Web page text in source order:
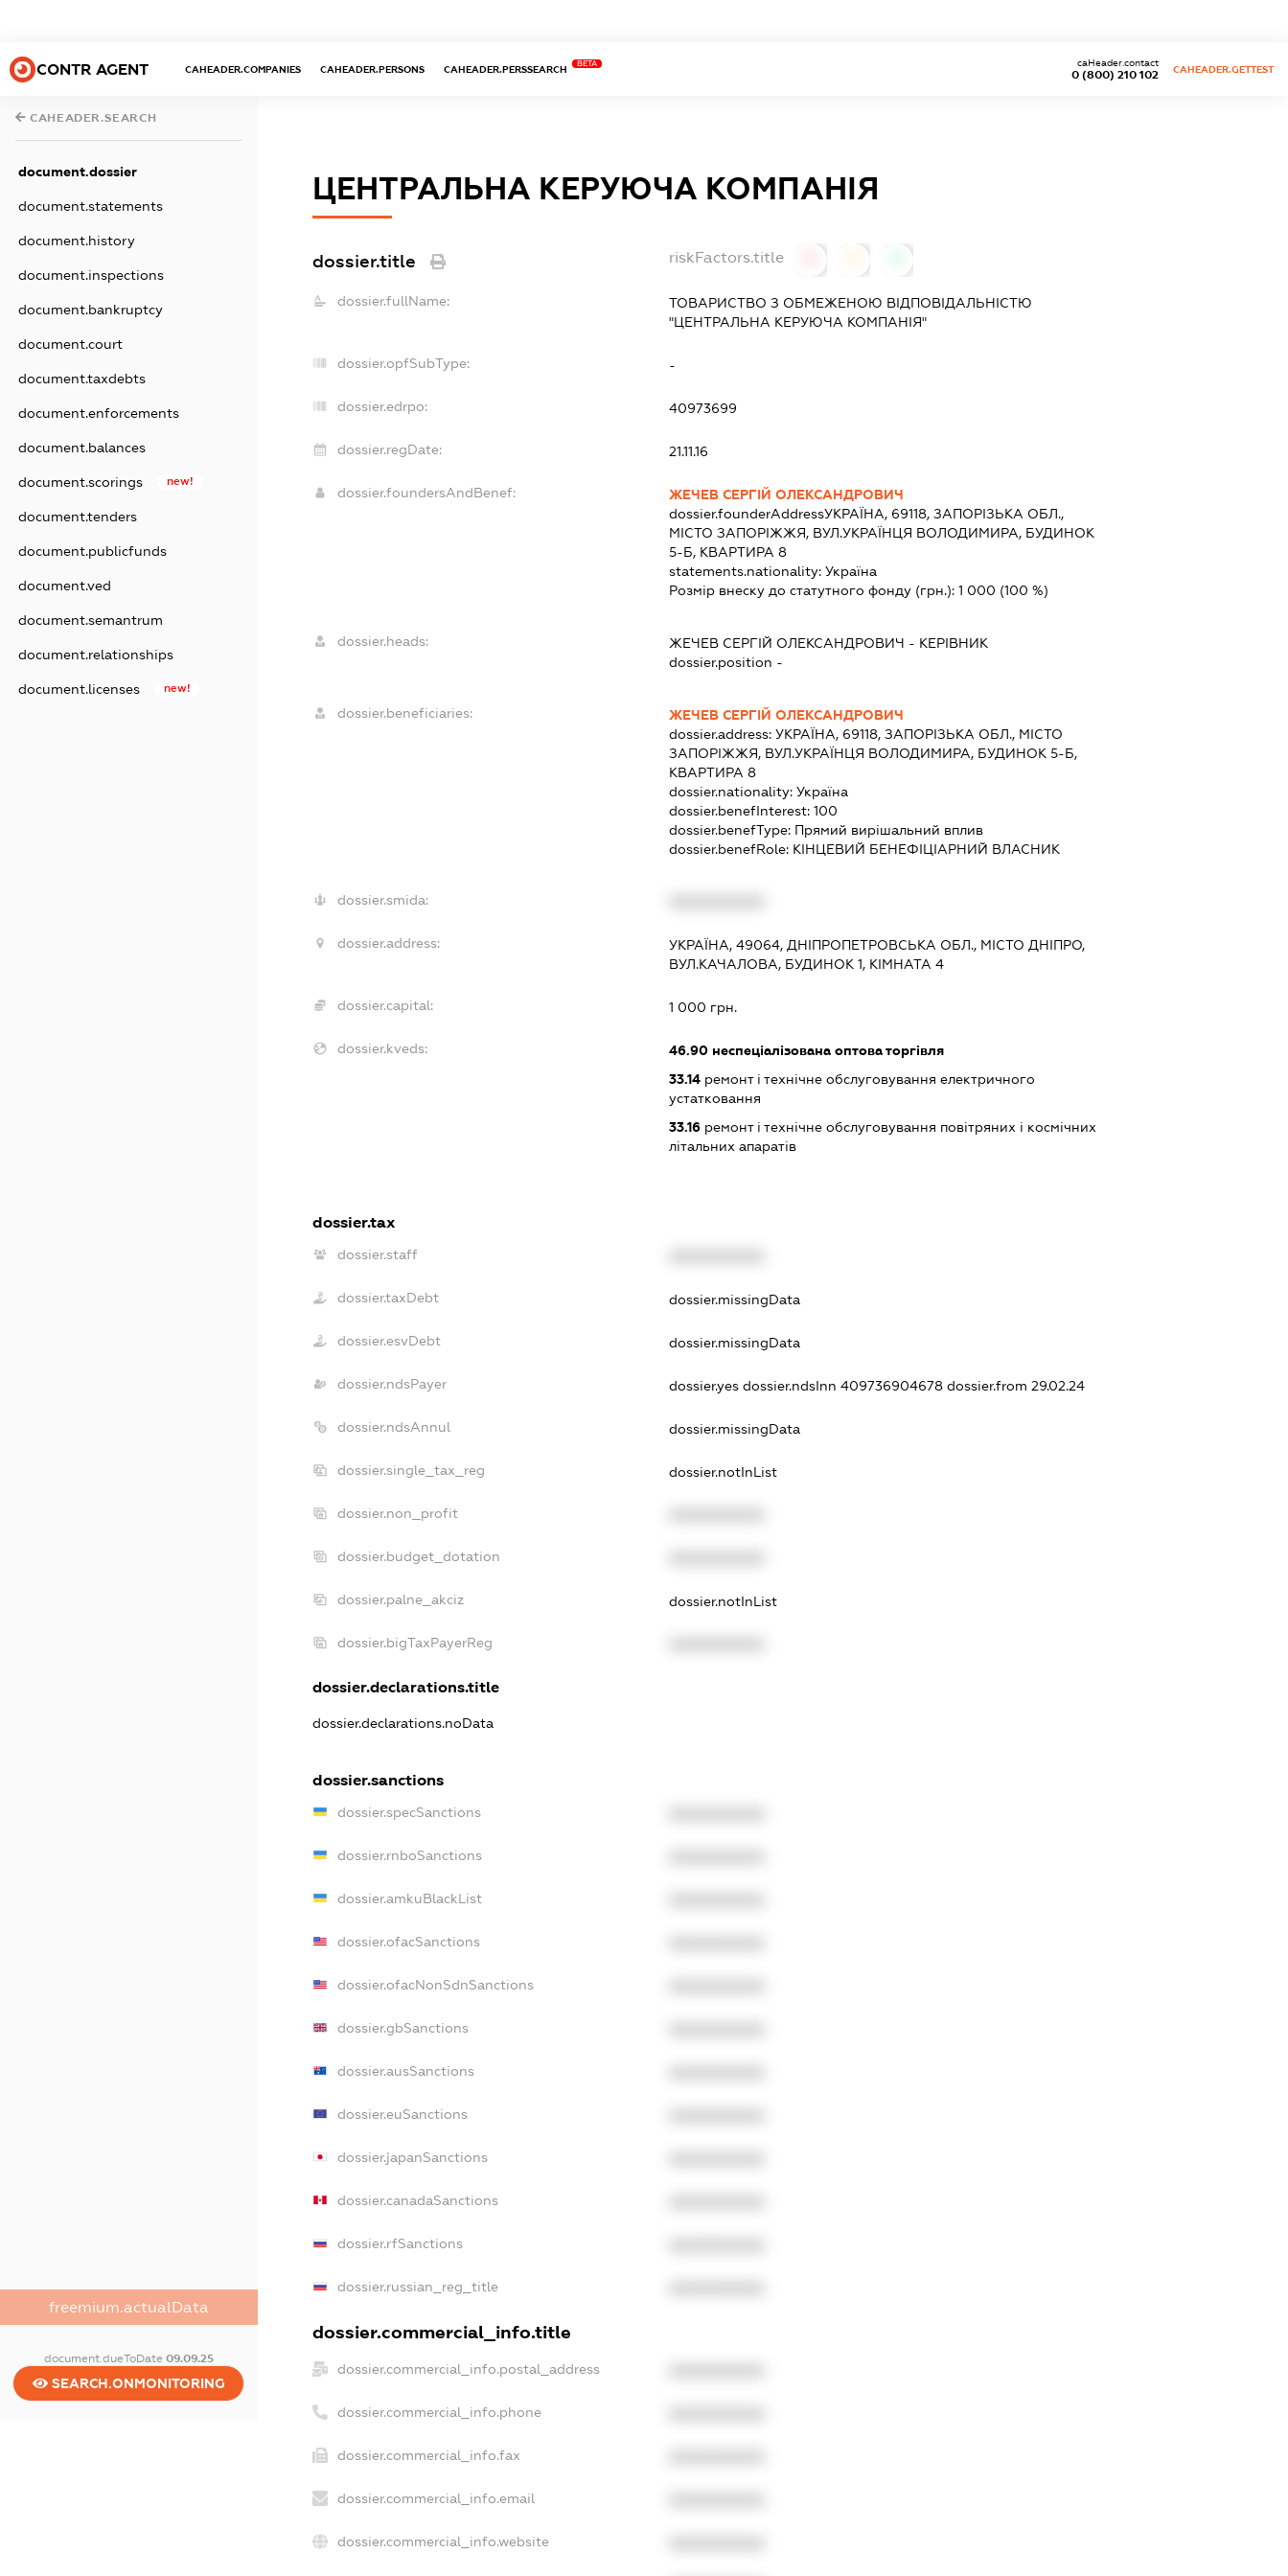
CONTR AGENT CAHEADER.COMPANIES CAHEADER.PERSONS CAHEADER.PERSSEARCH
BETA
0 (800) 210 102
caHeader.contact
CAHEADER.GETTEST
CAHEADER.SEARCH
document.dossier
document.statements
document.history
document.inspections
document.bankruptcy
document.court
document.taxdebts
document.enforcements
document.balances
document.scorings new!
document.tenders
document.publicfunds
document.ved
document.semantrum
document.relationships
document.licenses new!
freemium.actualData
document.dueToDate 09.09.25
SEARCH.ONMONITORING
ЦЕНТРАЛЬНА КЕРУЮЧА КОМПАНІЯ
dossier.title riskFactors.title
dossier.fullName:
ТОВАРИСТВО З ОБМЕЖЕНОЮ ВІДПОВІДАЛЬНІСТЮ
"ЦЕНТРАЛЬНА КЕРУЮЧА КОМПАНІЯ"
dossier.opfSubType: -
dossier.edrpo: 40973699
dossier.regDate: 21.11.16
dossier.foundersAndBenef:
ЖЕЧЕВ СЕРГІЙ ОЛЕКСАНДРОВИЧ
dossier.founderAddressУКРАЇНА, 69118, ЗАПОРІЗЬКА ОБЛ.,
МІСТО ЗАПОРІЖЖЯ, ВУЛ.УКРАЇНЦЯ ВОЛОДИМИРА, БУДИНОК
5-Б, КВАРТИРА 8
statements.nationality: Україна
Розмір внеску до статутного фонду (грн.): 1 000 (100 %)
dossier.heads: ЖЕЧЕВ СЕРГІЙ ОЛЕКСАНДРОВИЧ - КЕРІВНИК
dossier.position -
dossier.beneficiaries:
ЖЕЧЕВ СЕРГІЙ ОЛЕКСАНДРОВИЧ
dossier.address: УКРАЇНА, 69118, ЗАПОРІЗЬКА ОБЛ., МІСТО
ЗАПОРІЖЖЯ, ВУЛ.УКРАЇНЦЯ ВОЛОДИМИРА, БУДИНОК 5-Б,
КВАРТИРА 8
dossier.nationality: Україна
dossier.benefInterest: 100
dossier.benefType: Прямий вирішальний вплив
dossier.benefRole: КІНЦЕВИЙ БЕНЕФІЦІАРНИЙ ВЛАСНИК
dossier.smida:
dossier.address:
УКРАЇНА, 49064, ДНІПРОПЕТРОВСЬКА ОБЛ., МІСТО ДНІПРО,
ВУЛ.КАЧАЛОВА, БУДИНОК 1, КІМНАТА 4
dossier.capital: 1 000 грн.
dossier.kveds: 46.90неспеціалізована оптова торгівля
33.14ремонт і технічне обслуговування електричного
устатковання
33.16ремонт і технічне обслуговування повітряних і космічних
літальних апаратів
dossier.tax
dossier.staff
dossier.taxDebt dossier.missingData
dossier.esvDebt dossier.missingData
dossier.ndsPayer dossier.yes dossier.ndsInn 409736904678 dossier.from 29.02.24
dossier.ndsAnnul dossier.missingData
dossier.single_tax_reg dossier.notInList
dossier.non_profit
dossier.budget_dotation
dossier.palne_akciz dossier.notInList
dossier.bigTaxPayerReg
dossier.declarations.title
dossier.declarations.noData
dossier.sanctions
dossier.specSanctions
dossier.rnboSanctions
dossier.amkuBlackList
dossier.ofacSanctions
dossier.ofacNonSdnSanctions
dossier.gbSanctions
dossier.ausSanctions
dossier.euSanctions
dossier.japanSanctions
dossier.canadaSanctions
dossier.rfSanctions
dossier.russian_reg_title
dossier.commercial_info.title
dossier.commercial_info.postal_address
dossier.commercial_info.phone
dossier.commercial_info.fax
dossier.commercial_info.email
dossier.commercial_info.website